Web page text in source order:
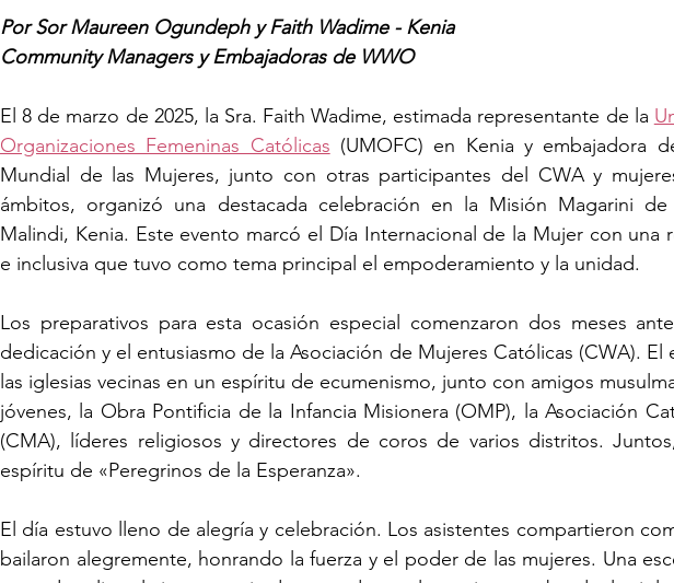
Por Sor Maureen Ogundeph y Faith Wadime - Kenia
Community Managers y Embajadoras de WWO
El 8 de marzo de 2025, la Sra. Faith Wadime, estimada representante de la
Organizaciones Femeninas Católicas (UMOFC) en Kenia y embajadora
Mundial de las Mujeres, junto con otras participantes del CWA y
ámbitos, organizó una destacada celebración en la Misión Magarini
Malindi, Kenia. Este evento marcó el Día Internacional de la Mujer con una
e inclusiva que tuvo como tema principal el empoderamiento y la unidad.
Los preparativos para esta ocasión especial comenzaron dos meses
dedicación y el entusiasmo de la Asociación de Mujeres Católicas (CWA). El
las iglesias vecinas en un espíritu de ecumenismo, junto con amigos
jóvenes, la Obra Pontificia de la Infancia Misionera (OMP), la Asociación
(CMA), líderes religiosos y directores de coros de varios distritos.
espíritu de «Peregrinos de la Esperanza».
El día estuvo lleno de alegría y celebración. Los asistentes compartieron
bailaron alegremente, honrando la fuerza y el poder de las mujeres. Una